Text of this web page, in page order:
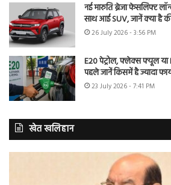
नई मारुति ब्रेजा फेसलिफ्ट
साथ आई SUV, जानें क्या है
26 July 2026 - 3:56 PM
E20 पेट्रोल, फ्लेक्स फ्यूल या
पहले जानें किसमें है ज्यादा
23 July 2026 - 7:41 PM
खेत खलिहान